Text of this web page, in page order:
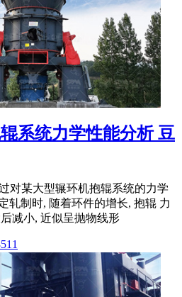
系统力学性能分析 豆
对某大型辗环机抱辊系统的力学
轧制时, 随着环件的增长, 抱辊 力
减小, 近似呈抛物线形